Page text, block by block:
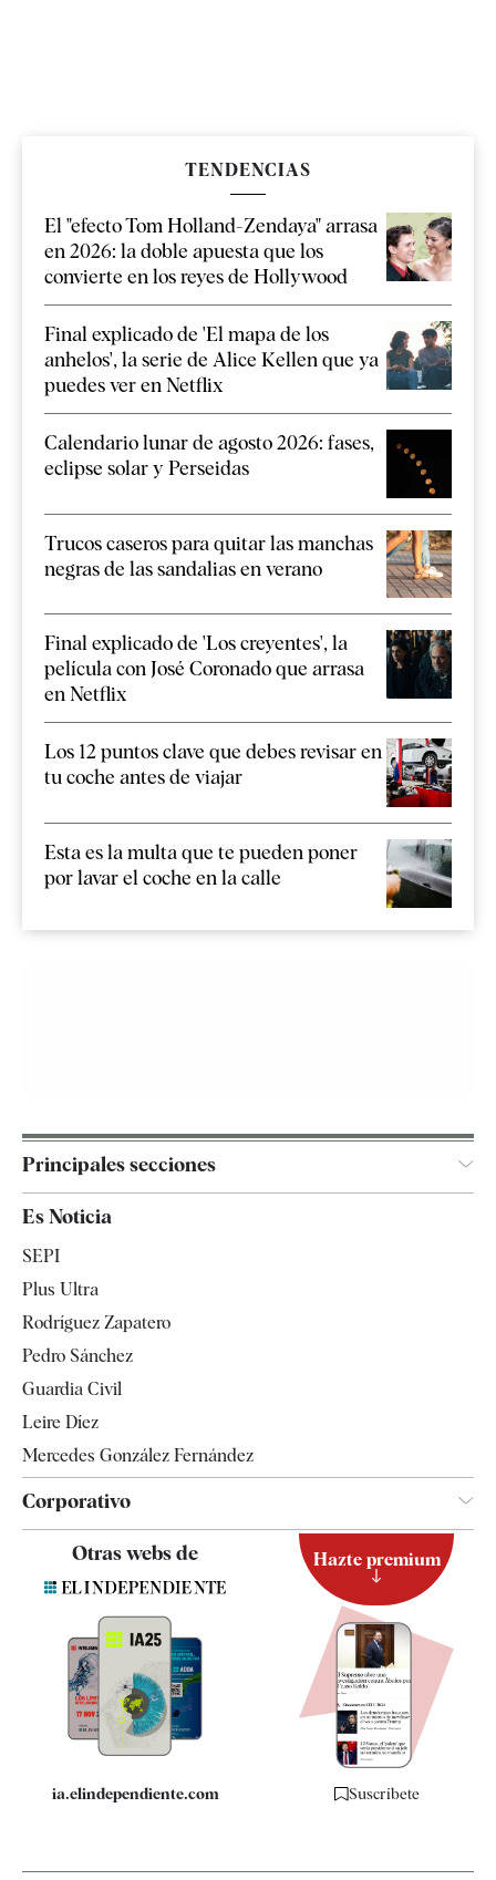
TENDENCIAS
El "efecto Tom Holland-Zendaya" arrasa
en 2026: la doble apuesta que los
convierte en los reyes de Hollywood
Final explicado de 'El mapa de los
anhelos', la serie de Alice Kellen que ya
puedes ver en Netflix
Calendario lunar de agosto 2026: fases,
eclipse solar y Perseidas
Trucos caseros para quitar las manchas
negras de las sandalias en verano
Final explicado de 'Los creyentes', la
película con José Coronado que arrasa
en Netflix
Los 12 puntos clave que debes revisar en
tu coche antes de viajar
Esta es la multa que te pueden poner
por lavar el coche en la calle
Principales secciones
Televisión
Es Noticia
SEPI
Plus Ultra
Rodríguez Zapatero
Pedro Sánchez
Guardia Civil
Leire Díez
Mercedes González Fernández
Corporativo
Quiénes somos
Especificaciones
Otras webs de
ia.elindependiente.com
Hazte premium
Suscríbete